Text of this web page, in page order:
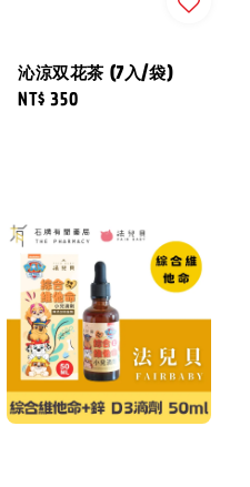
沁涼双花茶 (7入/袋)
Regular
NT$ 350